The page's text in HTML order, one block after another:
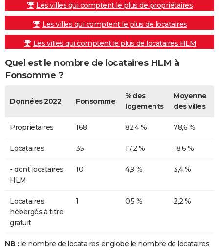
Les villes qui comptent le plus de propriétaires
Les villes qui comptent le plus de locataires
Les villes qui comptent le plus de locataires HLM
Quel est le nombre de locataires HLM à
Fonsomme ?
Données 2022 Fonsomme
% des
logements
Moyenne
des villes
Propriétaires 168 82,4 % 78,6 %
Locataires 35 17,2 % 18,6 %
- dont locataires
HLM
10 4,9 % 3,4 %
Locataires
hébergés à titre
gratuit
1 0,5 % 2,2 %
NB : le nombre de locataires englobe le nombre de locataires